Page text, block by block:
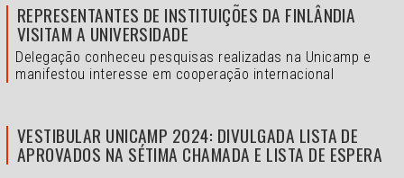
REPRESENTANTES DE INSTITUIÇÕES DA FINLÂNDIA
VISITAM A UNIVERSIDADE
Delegação conheceu pesquisas realizadas na Unicamp e
manifestou interesse em cooperação internacional
VESTIBULAR UNICAMP 2024: DIVULGADA LISTA DE
APROVADOS NA SÉTIMA CHAMADA E LISTA DE ESPERA